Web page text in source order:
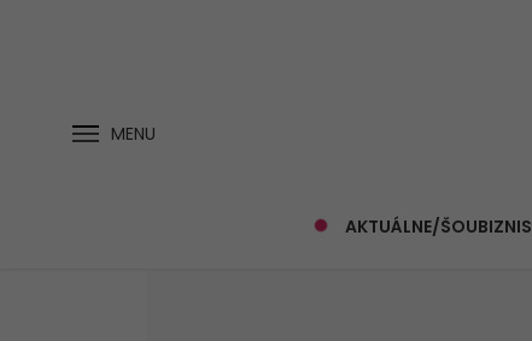
MENU
AKTUÁLNE/ŠOUBIZNIS